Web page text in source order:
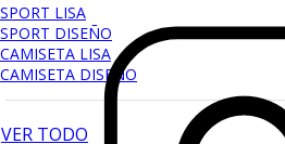
SPORT LISA
SPORT DISEÑO
CAMISETA LISA
CAMISETA DISEÑO
VER TODO